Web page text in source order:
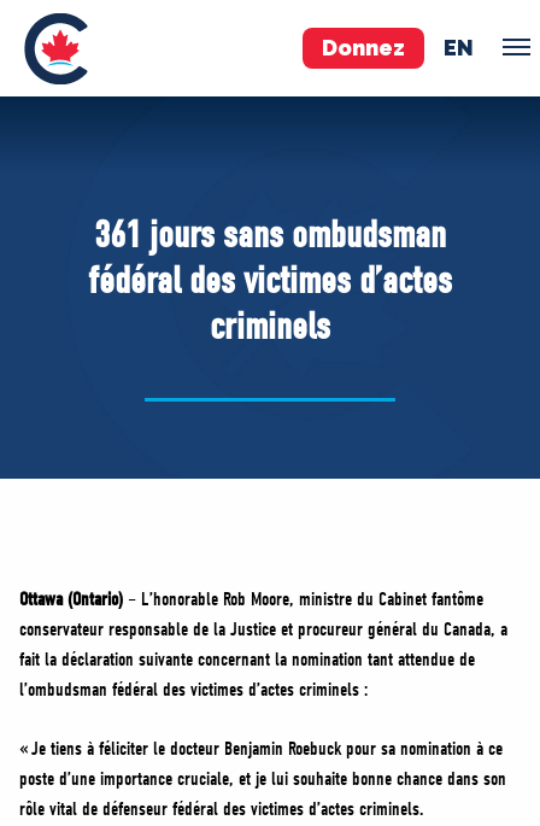
Donnez EN
Pierre Poilievre
Vos députés conservateurs
Cabinet fantôme
Exécutif national
Documents constitutifs
BÉNÉVOLE
ADHÉREZ
BOUTIQUE
361 jours sans ombudsman
fédéral des victimes d’actes
criminels
Ottawa (Ontario) – L’honorable Rob Moore, ministre du Cabinet fantôme
conservateur responsable de la Justice et procureur général du Canada, a
fait la déclaration suivante concernant la nomination tant attendue de
l’ombudsman fédéral des victimes d’actes criminels :
« Je tiens à féliciter le docteur Benjamin Roebuck pour sa nomination à ce
poste d’une importance cruciale, et je lui souhaite bonne chance dans son
rôle vital de défenseur fédéral des victimes d’actes criminels.